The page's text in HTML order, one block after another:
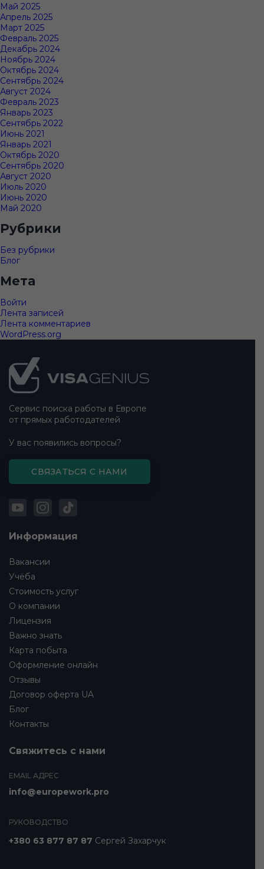
Май 2025
Апрель 2025
Март 2025
Февраль 2025
Декабрь 2024
Ноябрь 2024
Октябрь 2024
Сентябрь 2024
Август 2024
Февраль 2023
Январь 2023
Сентябрь 2022
Июнь 2021
Январь 2021
Октябрь 2020
Сентябрь 2020
Август 2020
Июль 2020
Июнь 2020
Май 2020
Рубрики
Без рубрики
Блог
Мета
Войти
Лента записей
Лента комментариев
WordPress.org
Подвал
сайта
Сервис поиска работы в Европе
от прямых работодателей
У вас появились вопросы?
СВЯЗАТЬСЯ С НАМИ
Информация
Вакансии
Учёба
Стоимость услуг
О компании
Лицензия
Важно знать
Карта побыта
Оформление онлайн
Отзывы
Договор оферта UA
Блог
Контакты
Свяжитесь с нами
EMAIL АДРЕС
info@europework.pro
РУКОВОДСТВО
+380 63 877 87 87 Сергей Захарчук